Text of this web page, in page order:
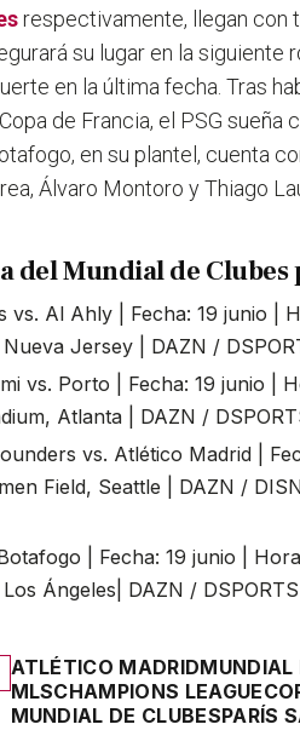
respectivamente, llegan con
su lugar en la siguiente
en la última fecha. Tras
de Francia, el PSG
en su plantel, cuenta
Álvaro Montoro y Thiago
del Mundial de Clubes
vs. Al Ahly | Fecha: 19 junio |
Jersey | DAZN /
vs. Porto | Fecha: 19 junio |
Atlanta | DAZN /
vs. Atlético Madrid |
Field, Seattle | DAZN /
| Fecha: 19 junio |
Ángeles| DAZN /
ATLÉTICO MADRIDMUNDIAL
MLSCHAMPIONS LEAGUE
MUNDIAL DE CLUBESPARÍS